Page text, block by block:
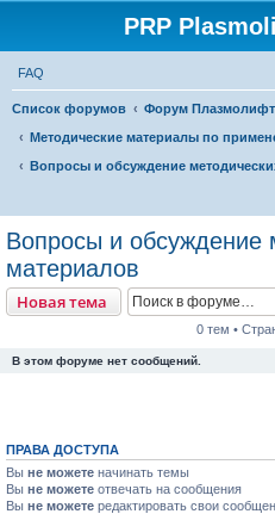
PRP
FAQ
Список форумов
Форум
Методические материалы по
Вопросы и обсуждение
Вопросы и обсуждение
материалов
Новая тема
0 тем •
В этом форуме нет сообщений.
ПРАВА ДОСТУПА
Вы не можете начинать темы
Вы не можете отвечать на сообщения
Вы не можете редактировать свои